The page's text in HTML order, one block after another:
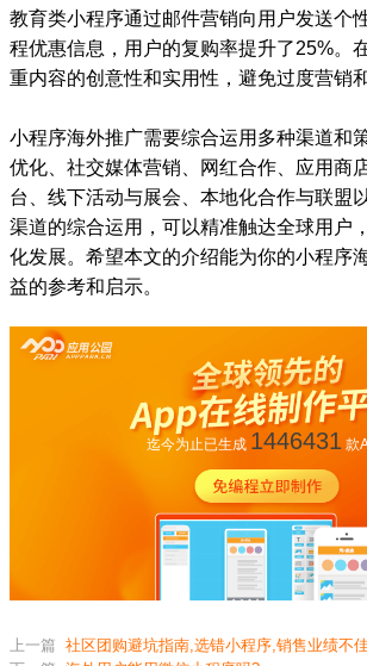
教育类小程序通过邮件营销向用户发送个
程优惠信息，用户的复购率提升了25%。
重内容的创意性和实用性，避免过度营销
小程序海外推广需要综合运用多种渠道和
优化、社交媒体营销、网红合作、应用商
台、线下活动与展会、本地化合作与联盟
渠道的综合运用，可以精准触达全球用户
化发展。希望本文的介绍能为你的小程序
益的参考和启示。
迄今为止已生成 1446431款
上一篇 社区团购避坑指南,选错小程序,销售业绩不